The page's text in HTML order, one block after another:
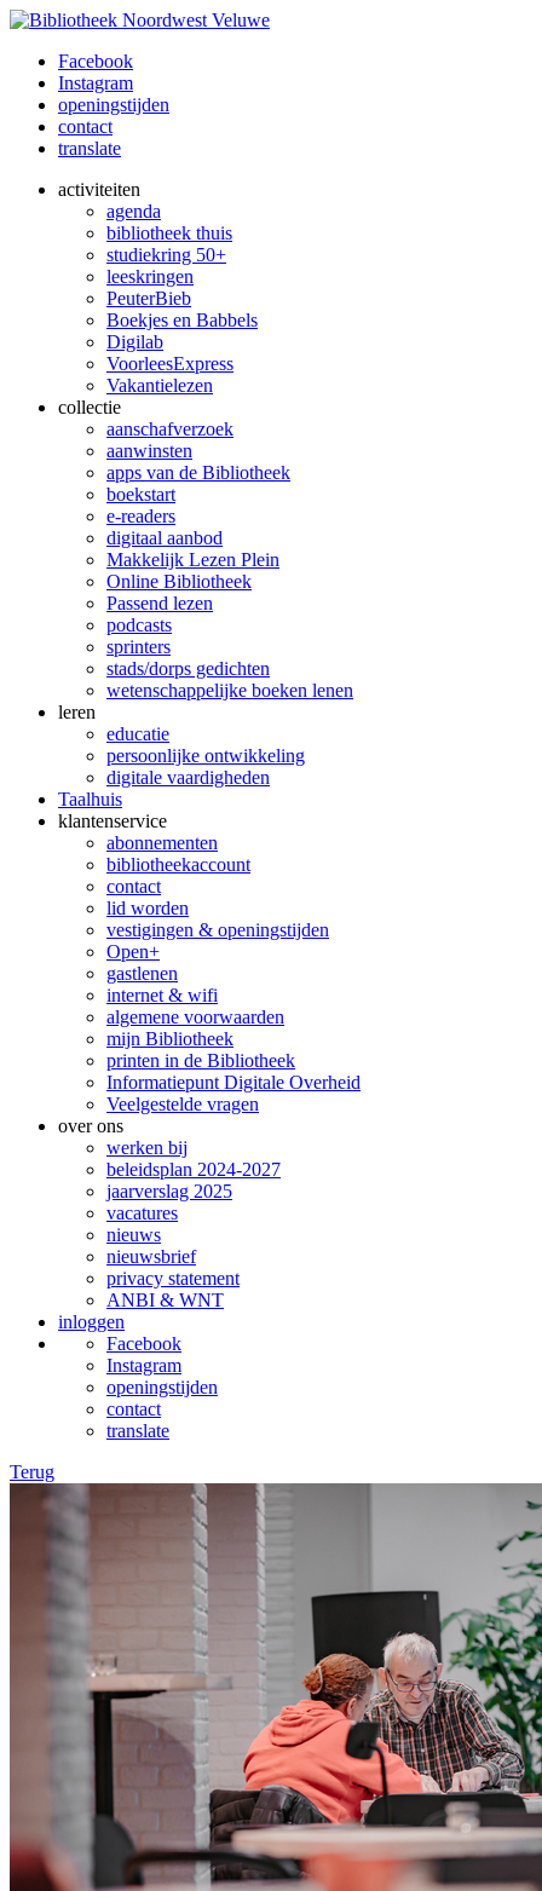
Facebook
Instagram
openingstijden
contact
translate
activiteiten
agenda
bibliotheek thuis
studiekring 50+
leeskringen
PeuterBieb
Boekjes en Babbels
Digilab
VoorleesExpress
Vakantielezen
collectie
aanschafverzoek
aanwinsten
apps van de Bibliotheek
boekstart
e-readers
digitaal aanbod
Makkelijk Lezen Plein
Online Bibliotheek
Passend lezen
podcasts
sprinters
stads/dorps gedichten
wetenschappelijke boeken lenen
leren
educatie
persoonlijke ontwikkeling
digitale vaardigheden
Taalhuis
klanten­service
abonnementen
bibliotheekaccount
contact
lid worden
vestigingen & openingstijden
Open+
gastlenen
internet & wifi
algemene voorwaarden
mijn Bibliotheek
printen in de Bibliotheek
Informatiepunt Digitale Overheid
Veelgestelde vragen
over ons
werken bij
beleidsplan 2024-2027
jaarverslag 2025
vacatures
nieuws
nieuwsbrief
privacy statement
ANBI & WNT
inloggen
Facebook
Instagram
openingstijden
contact
translate
Terug